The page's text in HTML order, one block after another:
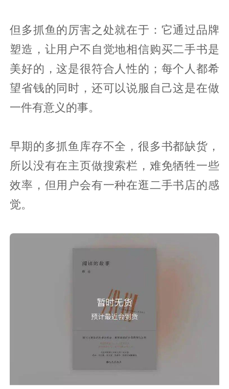
但多抓鱼的厉害之处就在于：它通过品牌
塑造，让用户不自觉地相信购买二手书是
美好的，这是很符合人性的；每个人都希
望省钱的同时，还可以说服自己这是在做
一件有意义的事。
早期的多抓鱼库存不全，很多书都缺货，
所以没有在主页做搜索栏，难免牺牲一些
效率，但用户会有一种在逛二手书店的感
觉。